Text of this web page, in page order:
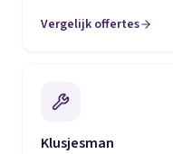
Vergelijk offertes
(opent in een nieuw
Klusjesman